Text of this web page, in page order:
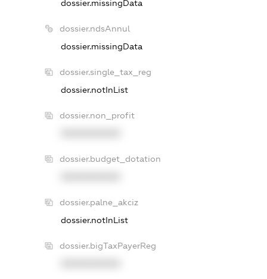
dossier.missingData
dossier.ndsAnnul
dossier.missingData
dossier.single_tax_reg
dossier.notInList
dossier.non_profit
dossier.budget_dotation
dossier.palne_akciz
dossier.notInList
dossier.bigTaxPayerReg